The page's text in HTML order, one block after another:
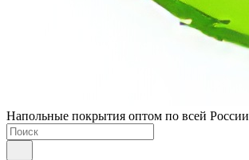
Напольные покрытия оптом по всей России